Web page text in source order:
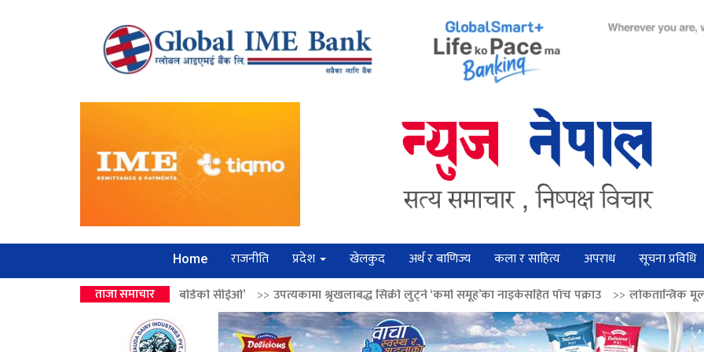
Home राजनीति प्रदेश खेलकुद अर्थ र बाणिज्य कला र साहित्य अपराध सूचना प्रविधि
ताजा समाचार
‘लगानी बोर्डको सीईओ’ >> उपत्यकामा श्रृंखलाबद्ध सिक्री लुट्ने ‘कर्मा समूह’का नाइकेसहित पाँच पक्राउ >>लोकतान्त्रिक मूल्य सुदृढ बनाउन अग्रज